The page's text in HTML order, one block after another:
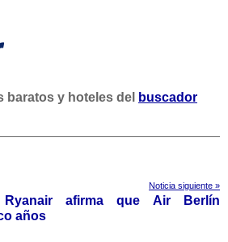
y hoteles del
buscador
Noticia siguiente »
afirma que Air Berlí­n
años